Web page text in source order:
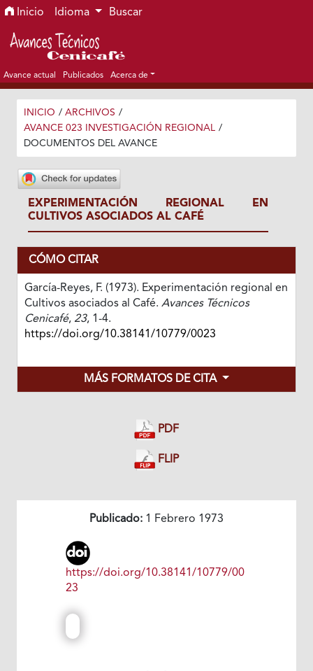
Ir al menú de navegación principal
Ir al contenido principal
Ir al pie de página del sitio
Inicio Idioma Buscar
Avance actual Publicados Acerca de
INICIO / ARCHIVOS /
AVANCE 023 INVESTIGACIÓN REGIONAL
/
DOCUMENTOS DEL AVANCE
EXPERIMENTACIÓN REGIONAL EN
CULTIVOS ASOCIADOS AL CAFÉ
CÓMO CITAR
García-Reyes, F. (1973). Experimentación regional en
Cultivos asociados al Café. Avances Técnicos
Cenicafé, 23, 1-4.
https://doi.org/10.38141/10779/0023
MÁS FORMATOS DE CITA
PDF
FLIP
Publicado: 1 Febrero 1973
https://doi.org/10.38141/10779/00
23